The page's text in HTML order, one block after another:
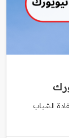
الشباب